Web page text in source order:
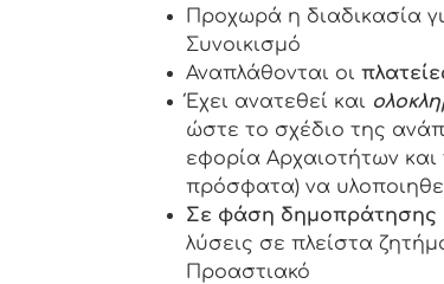
Προχωρά η διαδικασία
Συνοικισμό
Αναπλάθονται οι
Έχει ανατεθεί και
ώστε το σχέδιο της
εφορία Αρχαιοτήτων
πρόσφατα) να
Σε φάση δημοπράτησης
λύσεις σε πλείστα
Προαστιακό